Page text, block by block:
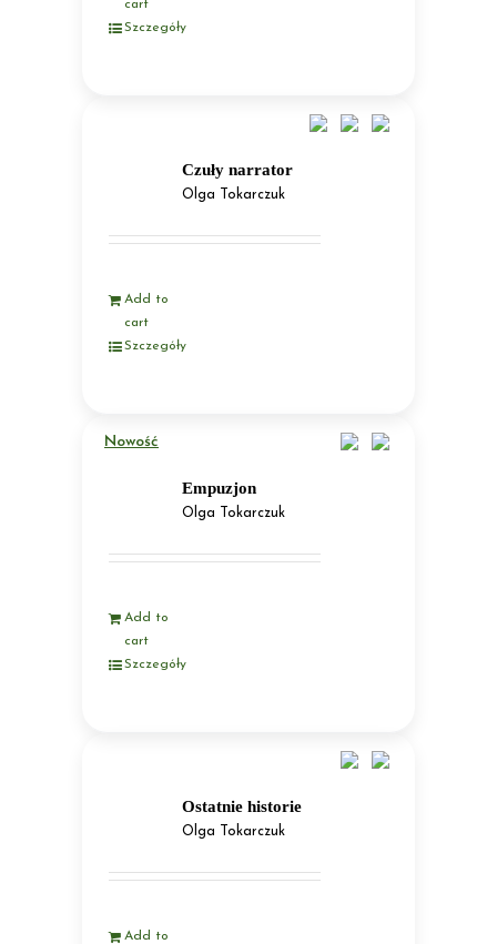
cart
Szczegóły
Czuły narrator
Olga Tokarczuk
Add to
cart
Szczegóły
Empuzjon
Olga Tokarczuk
Add to
cart
Szczegóły
Nowość
Ostatnie historie
Olga Tokarczuk
Add to